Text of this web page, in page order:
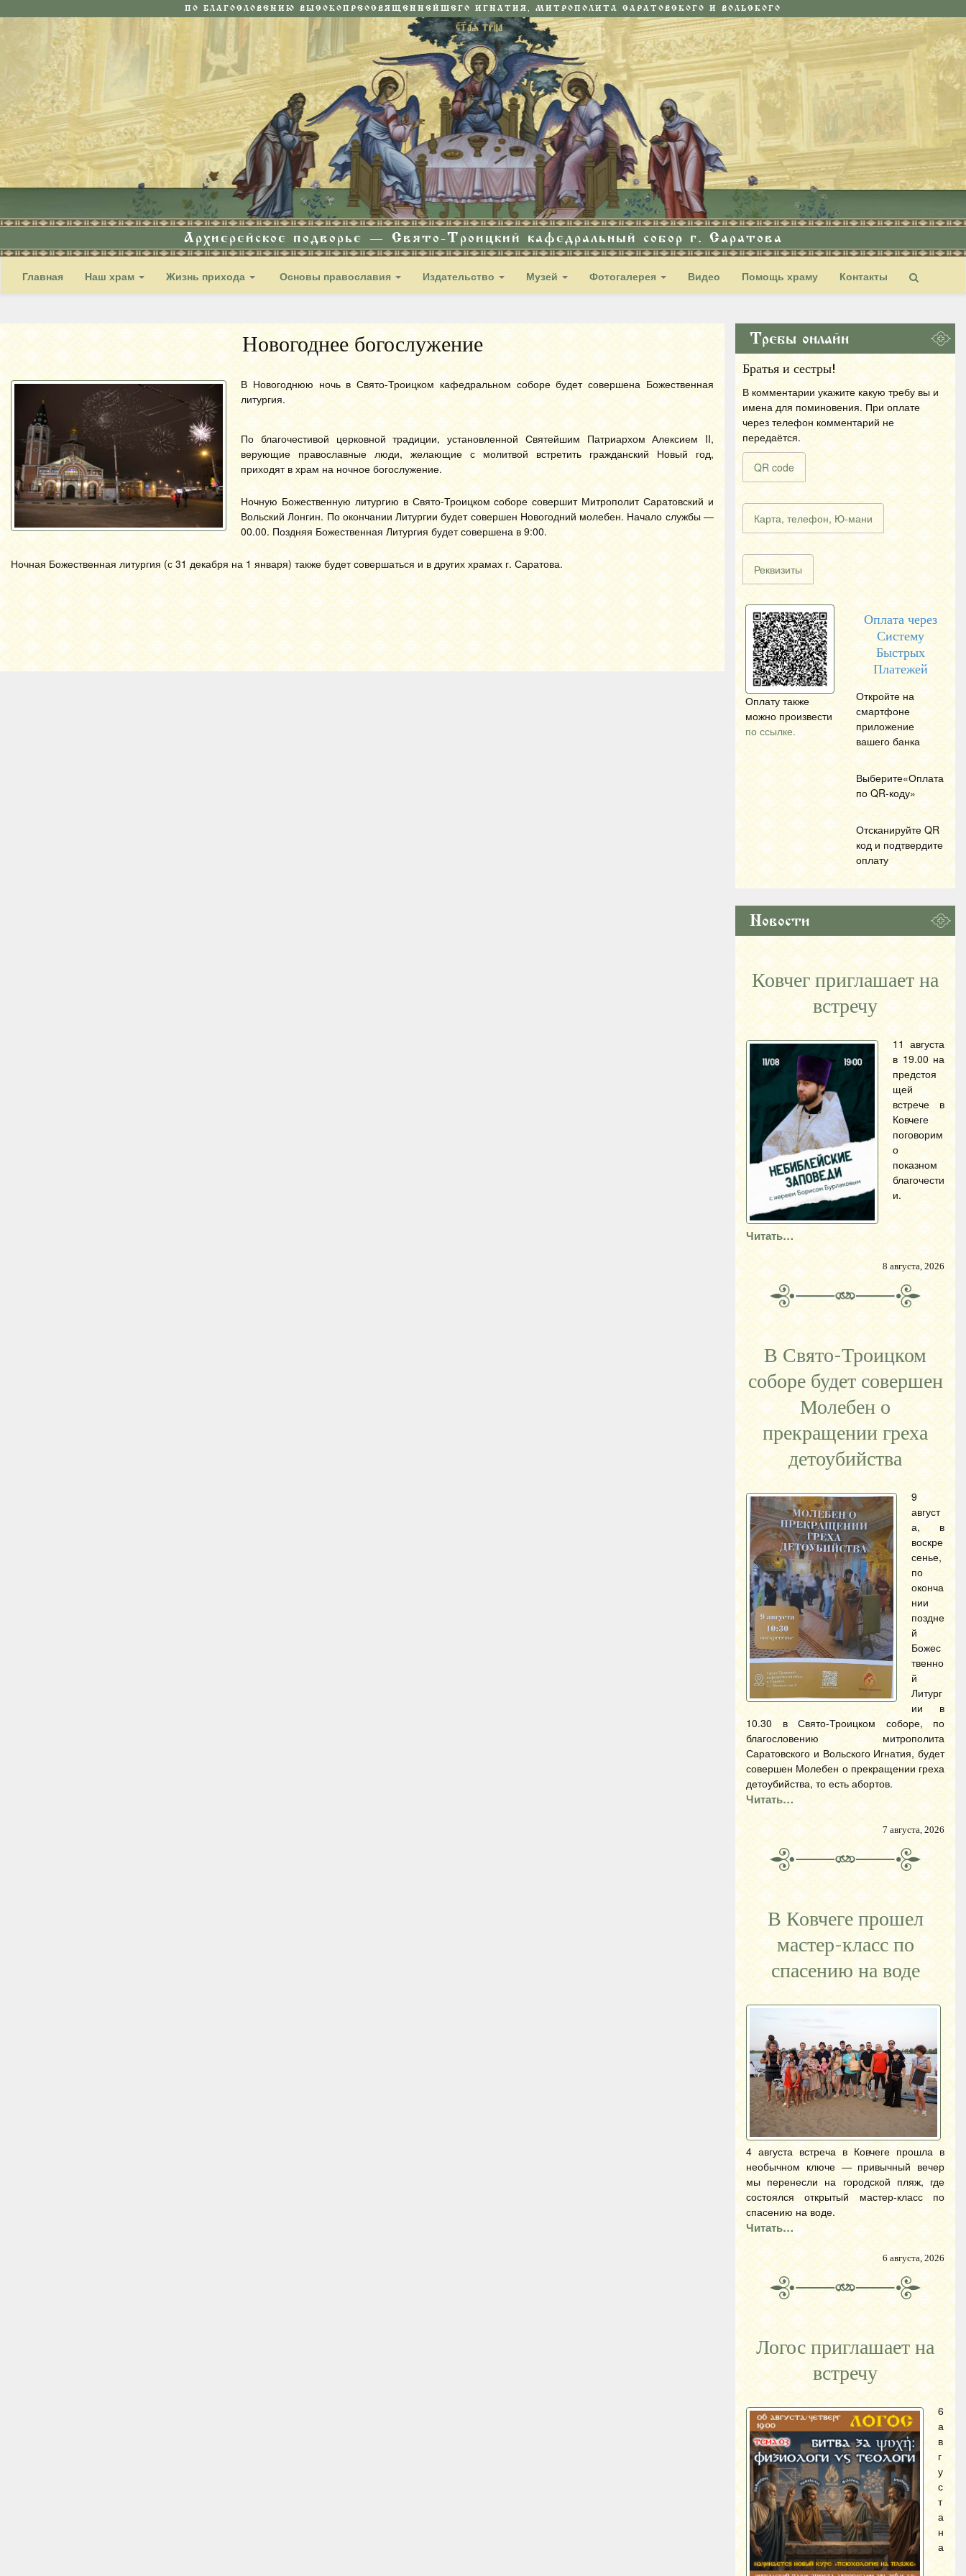
ПО БЛАГОСЛОВЕНИЮ ВЫСОКОПРЕОСВЯЩЕННЕЙШЕГО ИГНАТИЯ, МИТРОПОЛИТА САРАТОВСКОГО И ВОЛЬСКОГО
Архиерейское подворье — Свято-Троицкий кафедральный собор г. Саратова
Главная Наш храм Жизнь прихода Основы православия Издательство Музей Фотогалерея Видео Помощь храму Контакты
Новогоднее богослужение
В Новогоднюю ночь в Свято-Троицком кафедральном соборе будет совершена Божественная
литургия.
По благочестивой церковной традиции, установленной Святейшим Патриархом Алексием II,
верующие православные люди, желающие с молитвой встретить гражданский Новый год,
приходят в храм на ночное богослужение.
Ночную Божественную литургию в Свято-Троицком соборе совершит Митрополит Саратовский и
Вольский Лонгин. По окончании Литургии будет совершен Новогодний молебен. Начало службы —
00.00. Поздняя Божественная Литургия будет совершена в 9:00.
Ночная Божественная литургия (с 31 декабря на 1 января) также будет совершаться и в других храмах г. Саратова.
Требы онлайн
Братья и сестры!
В комментарии укажите какую требу вы и
имена для поминовения. При оплате
через телефон комментарий не
передаётся.
QR code
Карта, телефон, Ю-мани
Реквизиты
Оплату также
можно произвести
по ссылке.
Оплата через
Систему
Быстрых
Платежей
Откройте на
смартфоне
приложение
вашего банка
Выберите«Оплата
по QR-коду»
Отсканируйте QR
код и подтвердите
оплату
Новости
Ковчег приглашает на
встречу
11 августа
в 19.00 на
предстоя
щей
встрече в
Ковчеге
поговорим
о
показном
благочести
и.
Читать…
8 августа, 2026
В Свято-Троицком
соборе будет совершен
Молебен о
прекращении греха
детоубийства
9
август
а, в
воскре
сенье,
по
оконча
нии
поздне
й
Божес
твенно
й
Литург
ии в
10.30 в Свято-Троицком соборе, по
благословению митрополита
Саратовского и Вольского Игнатия, будет
совершен Молебен о прекращении греха
детоубийства, то есть абортов.
Читать…
7 августа, 2026
В Ковчеге прошел
мастер-класс по
спасению на воде
4 августа встреча в Ковчеге прошла в
необычном ключе — привычный вечер
мы перенесли на городской пляж, где
состоялся открытый мастер-класс по
спасению на воде.
Читать…
6 августа, 2026
Логос приглашает на
встречу
6
а
в
г
у
с
т
а
н
а